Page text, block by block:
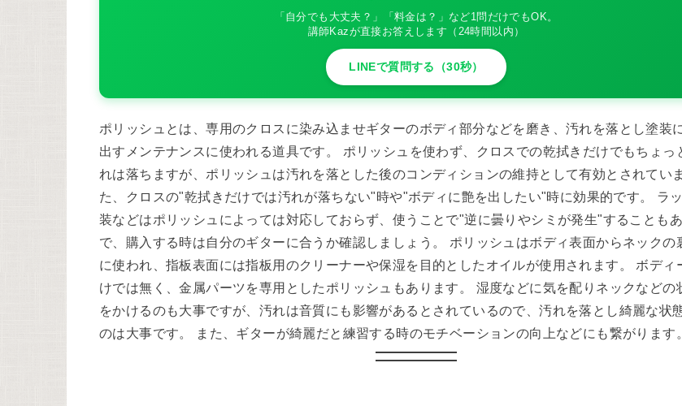
「自分でも大丈夫？」「料金は？」など1問だけでもOK。
講師Kazが直接お答えします（24時間以内）
LINEで質問する（30秒）
ポリッシュとは、専用のクロスに染み込ませギターのボディ部分などを磨き、汚れを落とし塗装
出すメンテナンスに使われる道具です。 ポリッシュを使わず、クロスでの乾拭きだけでもちょっ
れは落ちますが、ポリッシュは汚れを落とした後のコンディションの維持として有効とされてい
た、クロスの"乾拭きだけでは汚れが落ちない"時や"ボディに艶を出したい"時に効果的です。 ラ
装などはポリッシュによっては対応しておらず、使うことで"逆に曇りやシミが発生"することも
で、購入する時は自分のギターに合うか確認しましょう。 ポリッシュはボディ表面からネックの
に使われ、指板表面には指板用のクリーナーや保湿を目的としたオイルが使用されます。 ボディ
けでは無く、金属パーツを専用としたポリッシュもあります。 湿度などに気を配りネックなどの
をかけるのも大事ですが、汚れは音質にも影響があるとされているので、汚れを落とし綺麗な状
のは大事です。 また、ギターが綺麗だと練習する時のモチベーションの向上などにも繋がります。